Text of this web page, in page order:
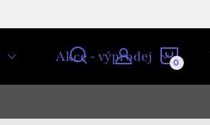
Akce - výprodej